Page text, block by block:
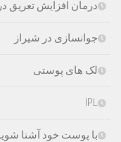
درمان افزایش تعریق
جوانسازی در شیراز
لک های پوستی
IPL
با پوست خود آشنا